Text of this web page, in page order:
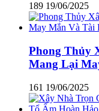
189 19/06/2025
Phong Thủy
Mang Lại
161 19/06/2025